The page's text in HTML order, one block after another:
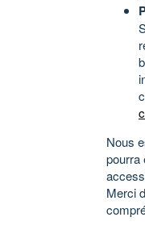
Nous
pourra
Merci